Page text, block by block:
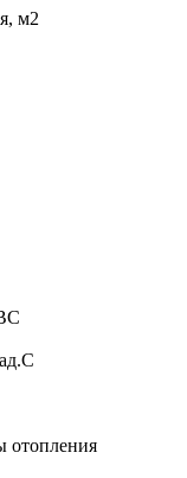
м2
отопления